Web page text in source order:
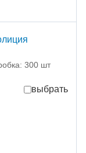
300 шт
выбрать